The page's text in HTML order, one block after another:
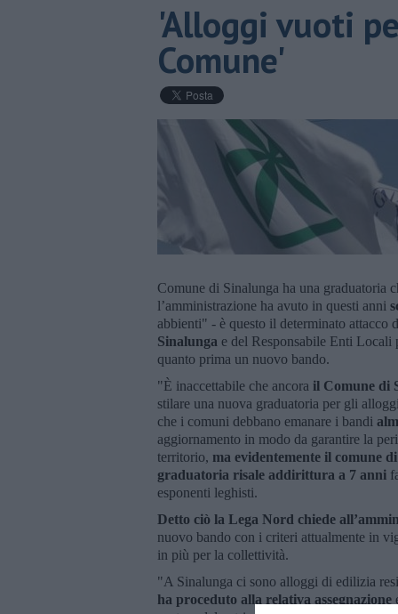
'Alloggi vuoti
Comune'
Comune di Sinalunga ha una graduatoria
l’amministrazione ha avuto in questi anni
abbienti" - è questo il determinato attacco
Sinalunga e del Responsabile Enti
quanto prima un nuovo bando.
"È inaccettabile che ancora il Comune di
stilare una nuova graduatoria per gli
che i comuni debbano emanare i bandi
aggiornamento in modo da garantire la
territorio, ma evidentemente il comune
graduatoria risale addirittura a 7 anni
esponenti leghisti.
Detto ciò la Lega Nord chiede
nuovo bando con i criteri attualmente in
in più per la collettività.
"A Sinalunga ci sono alloggi di edilizia
ha proceduto alla relativa assegnazione